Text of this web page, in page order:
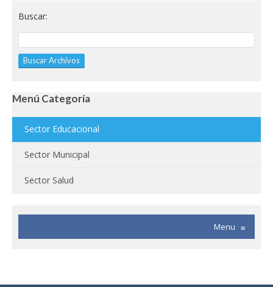
Buscar:
Menú Categoría
Sector Educacional
Sector Municipal
Sector Salud
Menu ≡